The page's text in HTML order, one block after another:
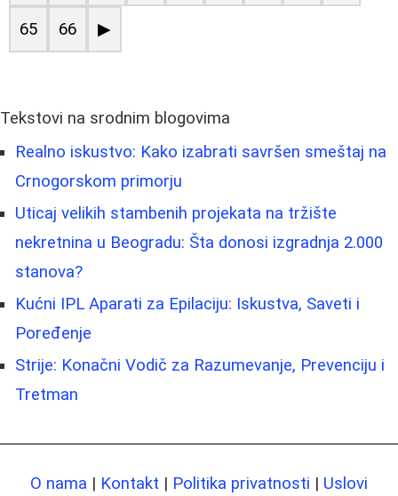
65 66 ▶
Tekstovi na srodnim blogovima
Realno iskustvo: Kako izabrati savršen smeštaj na
Crnogorskom primorju
Uticaj velikih stambenih projekata na tržište
nekretnina u Beogradu: Šta donosi izgradnja 2.000
stanova?
Kućni IPL Aparati za Epilaciju: Iskustva, Saveti i
Poređenje
Strije: Konačni Vodič za Razumevanje, Prevenciju i
Tretman
O nama | Kontakt | Politika privatnosti | Uslovi